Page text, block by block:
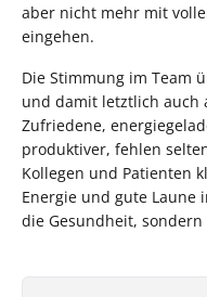
aber nicht mehr mit
eingehen.
Die Stimmung im Team
und damit letztlich auch
Zufriedene,
produktiver, fehlen
Kollegen und Patienten
Energie und gute Laune
die Gesundheit,